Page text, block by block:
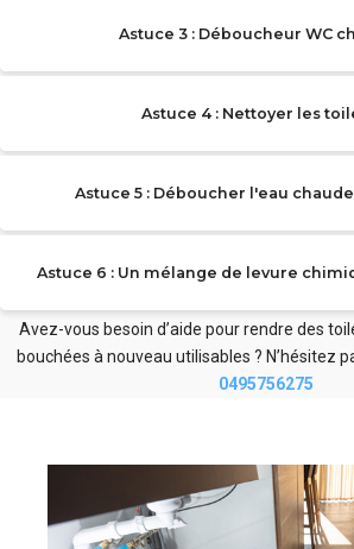
Astuce 3 : Déboucheur WC
Astuce 4 : Nettoyer les
Astuce 5 : Déboucher l'eau
Astuce 6 : Un mélange de levure
Avez-vous besoin d’aide pour rendre des
bouchées à nouveau utilisables ? N’hésitez
0495756275